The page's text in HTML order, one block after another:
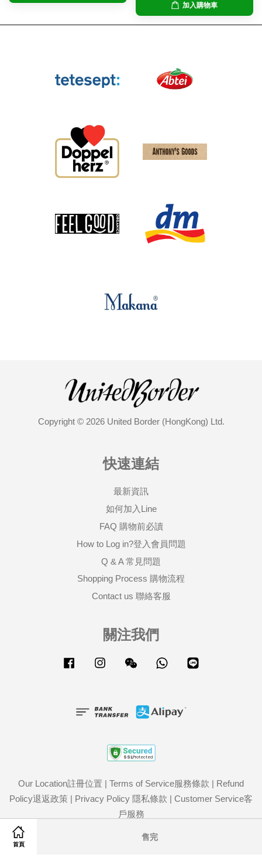
首頁
售完
加入購物車
Copyright © 2026 United Border (HongKong) Ltd.
快速連結
最新資訊
如何加入Line
FAQ 購物前必讀
How to Log in?登入會員問題
Q & A 常見問題
Shopping Process 購物流程
Contact us 聯絡客服
關注我們
Facebook Instagram Wechat Whatsapp
Our Location註冊位置 | Terms of Service服務條款 | Refund
Policy退返政策 | Privacy Policy 隱私條款 | Customer Service客
戶服務